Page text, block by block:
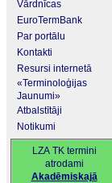
Vārdnīcas
EuroTermBank
Par portālu
Kontakti
Resursi internetā
«Terminoloģijas
Jaunumi»
Atbalstītāji
Notikumi
LZA TK termini
atrodami
Akadēmiskajā